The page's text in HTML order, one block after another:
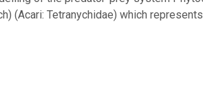
(Acari: Tetranychidae) which